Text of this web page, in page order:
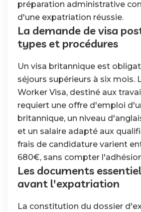
préparation administrative
d'une expatriation réussie.
La demande de visa
types et procédures
Un visa britannique est
séjours supérieurs à six mois.
Worker Visa, destiné aux
requiert une offre d'emploi
britannique, un niveau
et un salaire adapté aux
frais de candidature varient
680€, sans compter
Les documents
avant l'expatriation
La constitution du dossier